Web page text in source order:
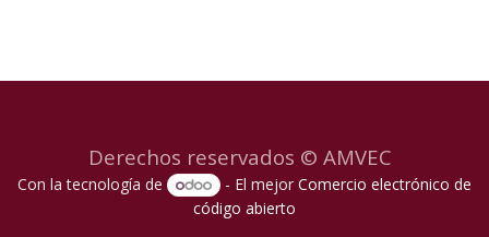
Derechos reservados © AMVEC
Con la tecnología de - El mejor Comercio electrónico de
código abierto